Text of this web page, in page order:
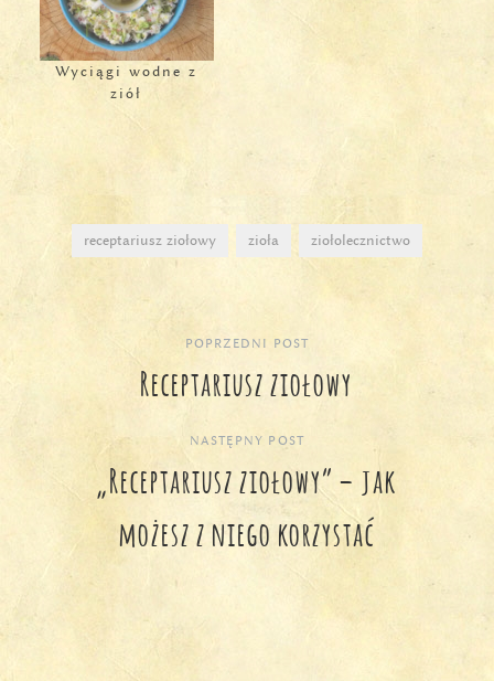
Wyciągi wodne z
ziół
receptariusz ziołowy zioła ziołolecznictwo
POPRZEDNI POST
Receptariusz ziołowy
NASTĘPNY POST
„Receptariusz ziołowy” – jak
możesz z niego korzystać